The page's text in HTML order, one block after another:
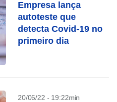
Empresa lança
autoteste que
detecta Covid-19 no
primeiro dia
20/06/22 - 19:22min